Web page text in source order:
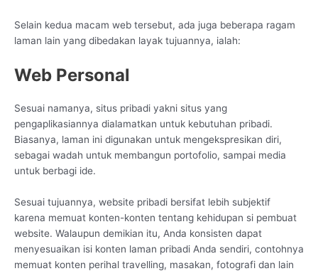
Selain kedua macam web tersebut, ada juga beberapa ragam
laman lain yang dibedakan layak tujuannya, ialah:
Web Personal
Sesuai namanya, situs pribadi yakni situs yang
pengaplikasiannya dialamatkan untuk kebutuhan pribadi.
Biasanya, laman ini digunakan untuk mengekspresikan diri,
sebagai wadah untuk membangun portofolio, sampai media
untuk berbagi ide.
Sesuai tujuannya, website pribadi bersifat lebih subjektif
karena memuat konten-konten tentang kehidupan si pembuat
website. Walaupun demikian itu, Anda konsisten dapat
menyesuaikan isi konten laman pribadi Anda sendiri, contohnya
memuat konten perihal travelling, masakan, fotografi dan lain